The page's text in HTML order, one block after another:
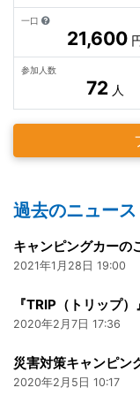
一口
21,600
参加人数
72 人
過去のニュース
キャンピングカーの
2021年1月28日 19:00
『TRIP（トリップ
2020年2月7日 17:36
災害対策キャンピン
2020年2月5日 10:17